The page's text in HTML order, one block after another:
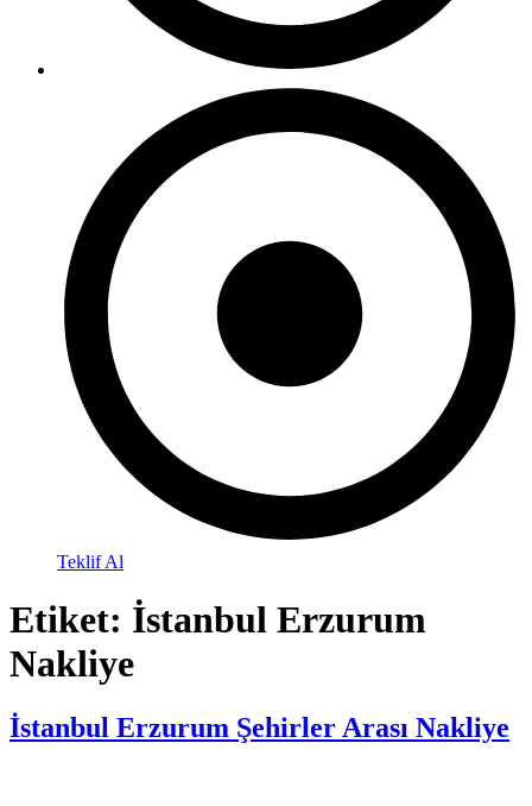
Teklif Al
Etiket: İstanbul Erzurum
Nakliye
İstanbul Erzurum Şehirler Arası Nakliye